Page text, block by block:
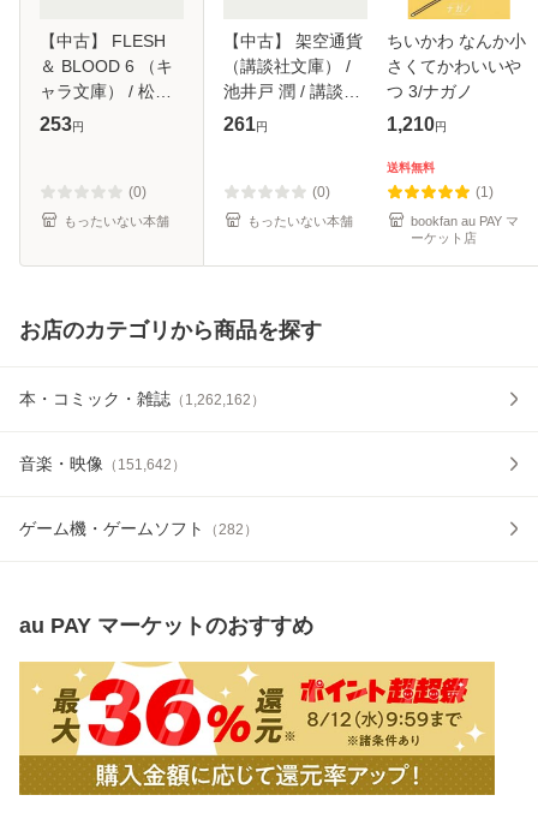
【中古】 FLESH
＆ BLOOD 6 （キ
ャラ文庫） / 松岡
なつき / 徳間書店
253円
(0)
もったいない本舗
【中古】 架空通貨
（講談社文庫） /
池井戸 潤 / 講談社
[文庫]【メール便送
261円
(0)
もったいない本舗
ちいかわ なんか小
さくてかわいいや
つ 3/ナガノ
1,210円
送料無料
(1)
bookfan au PAY マ
ーケット店
お店のカテゴリから商品を探す
本・コミック・雑誌 （ 1,262,162 ）
音楽・映像 （ 151,642 ）
ゲーム機・ゲームソフト （282 ）
au PAY マーケットのおすすめ